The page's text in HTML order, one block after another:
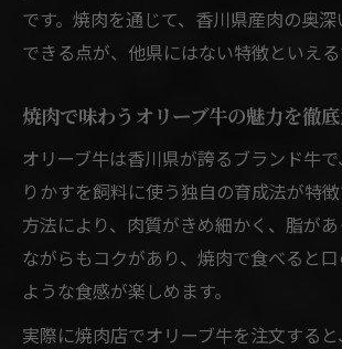
です。焼肉を通じて、香川県産肉の奥
できる点が、他県にはない特徴といえる
焼肉で味わうオリーブ牛の魅力を徹
オリーブ牛は香川県が誇るブランド牛
りかすを飼料に使う独自の育成法が特
方法により、肉質がきめ細かく、脂が
ながらもコクがあり、焼肉で食べると
ような食感が楽しめます。
実際に焼肉店でオリーブ牛を注文する